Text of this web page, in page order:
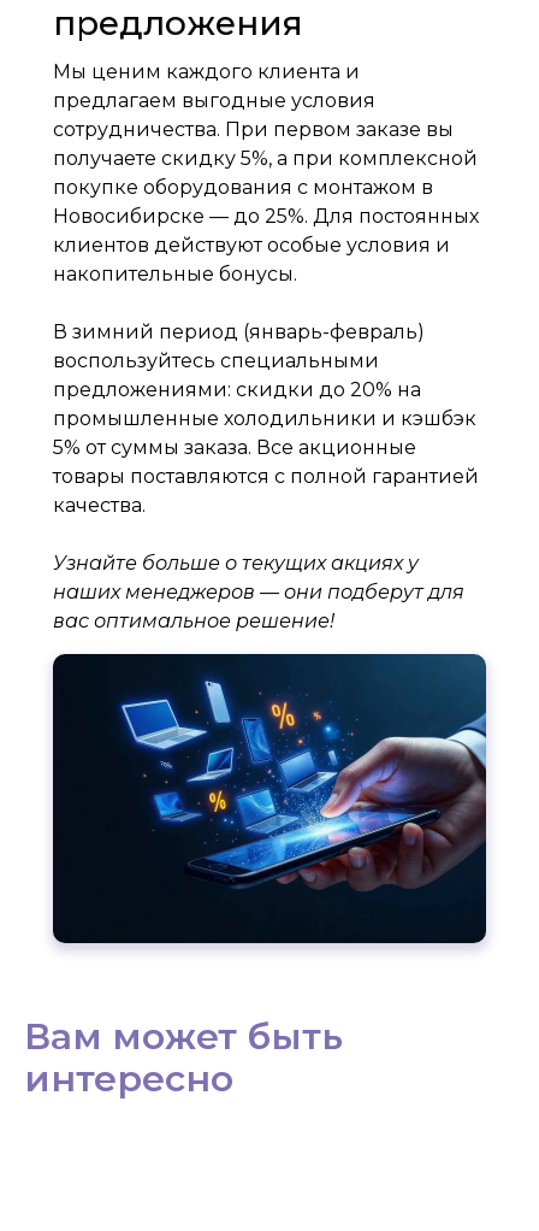
предложения
Мы ценим каждого клиента и
предлагаем выгодные условия
сотрудничества. При первом заказе вы
получаете скидку 5%, а при комплексной
покупке оборудования с монтажом в
Новосибирске — до 25%. Для постоянных
клиентов действуют особые условия и
накопительные бонусы.
В зимний период (январь-февраль)
воспользуйтесь специальными
предложениями: скидки до 20% на
промышленные холодильники и кэшбэк
5% от суммы заказа. Все акционные
товары поставляются с полной гарантией
качества.
Узнайте больше о текущих акциях у
наших менеджеров — они подберут для
вас оптимальное решение!
Вам может быть
интересно